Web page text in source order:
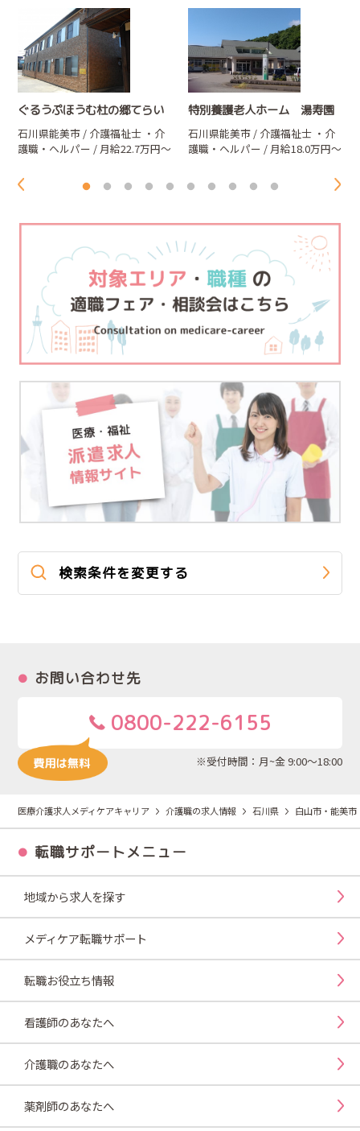
ぐるうぷほうむ杜の郷てらい
石川県能美市 / 介護福祉士 ・介
護職・ヘルパー / 月給22.7万円～
特別養護老人ホーム 湯寿園
石川県能美市 / 介護福祉士 ・介
護職・ヘルパー / 月給18.0万円～
検索条件を変更する
お問い合わせ先
0800-222-6155
※受付時間：月~金 9:00～18:00
医療介護求人メディケアキャリア 介護職の求人情報 石川県 白山市・能美市
転職サポートメニュー
地域から求人を探す
メディケア転職サポート
転職お役立ち情報
看護師のあなたへ
介護職のあなたへ
薬剤師のあなたへ